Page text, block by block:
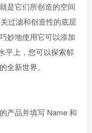
是它们所创造的空间
过滤和创造性的底层
妙地使用它可以添加
平上，您可以探索郁
全新世界。
产品并填写 Name 和